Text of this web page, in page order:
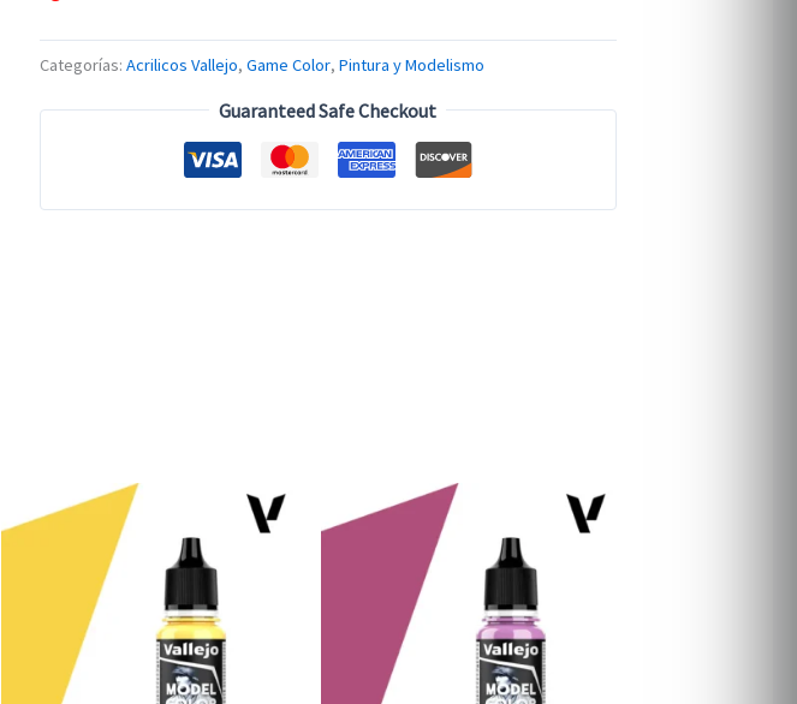
Categorías: Acrilicos Vallejo, Game Color, Pintura y Modelismo
Guaranteed Safe Checkout